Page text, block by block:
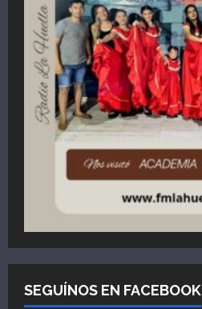
SEGUÍNOS EN FACEBOOK